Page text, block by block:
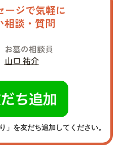
ージで気軽に
相談・質問
お墓の相談員
山口 祐介
」を友だち追加してください。